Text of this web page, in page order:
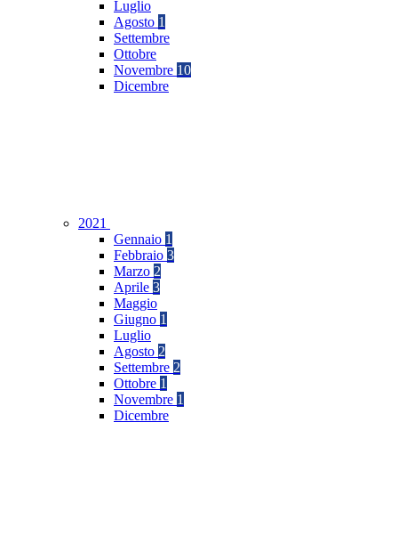
Luglio
Agosto 1
Settembre
Ottobre
Novembre 10
Dicembre
2021
Gennaio 1
Febbraio 3
Marzo 2
Aprile 3
Maggio
Giugno 1
Luglio
Agosto 2
Settembre 2
Ottobre 1
Novembre 1
Dicembre